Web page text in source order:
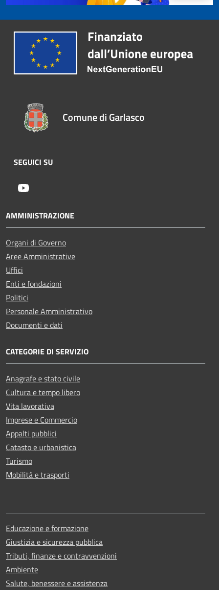
Comune di Garlasco
SEGUICI SU
AMMINISTRAZIONE
Organi di Governo
Aree Amministrative
Uffici
Enti e fondazioni
Politici
Personale Amministrativo
Documenti e dati
CATEGORIE DI SERVIZIO
Anagrafe e stato civile
Cultura e tempo libero
Vita lavorativa
Imprese e Commercio
Appalti pubblici
Catasto e urbanistica
Turismo
Mobilità e trasporti
Educazione e formazione
Giustizia e sicurezza pubblica
Tributi, finanze e contravvenzioni
Ambiente
Salute, benessere e assistenza